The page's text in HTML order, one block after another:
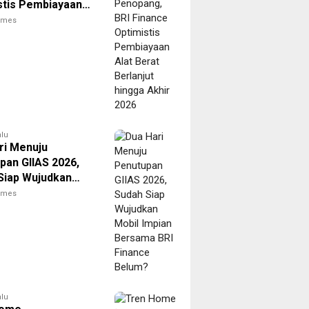
Pembiayaan
Berlanjut
Menuju
GIIAS 2026,
Wujudkan
Bersama